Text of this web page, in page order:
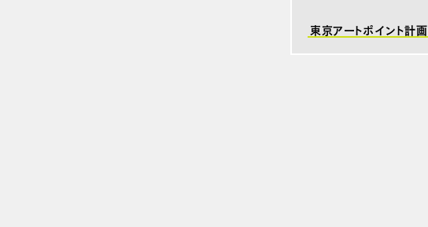
東京アートポイント計画